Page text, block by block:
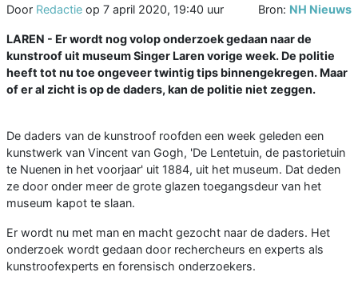
Door Redactie op 7 april 2020, 19:40 uur Bron: NH Nieuws
LAREN - Er wordt nog volop onderzoek gedaan naar de
kunstroof uit museum Singer Laren vorige week. De politie
heeft tot nu toe ongeveer twintig tips binnengekregen. Maar
of er al zicht is op de daders, kan de politie niet zeggen.
De daders van de kunstroof roofden een week geleden een
kunstwerk van Vincent van Gogh, 'De Lentetuin, de pastorietuin
te Nuenen in het voorjaar' uit 1884, uit het museum. Dat deden
ze door onder meer de grote glazen toegangsdeur van het
museum kapot te slaan.
Er wordt nu met man en macht gezocht naar de daders. Het
onderzoek wordt gedaan door rechercheurs en experts als
kunstroofexperts en forensisch onderzoekers.